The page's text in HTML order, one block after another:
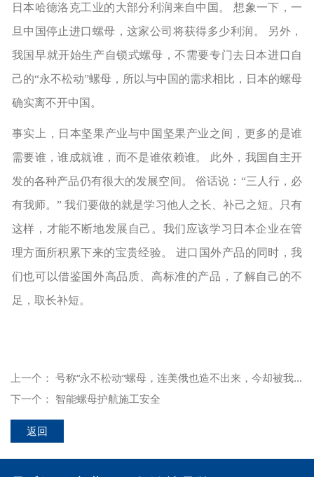
日本哈德洛克工业的大部分利润来自中国。 想象一下，一
旦中国停止进口螺母，这家公司将获得多少利润。 另外，
我国早就开始生产自锁式螺母，不需要专门去日本进口自
己的“永不松动”螺母，所以与中国的需求相比，日本的螺母
确实离不开中国。
事实上，日本坚果产业与中国坚果产业之间，更多的是谁
需要谁，谁成就谁，而不是谁依赖谁。 此外，我国自主开
发的各种产品仍有很大的发展空间。 俗话说：“三人行，必
有我师。” 我们要做的就是学习他人之长、补己之短。只有
这样，才能不断地发展自己。我们应该学习日本企业在管
理方面所积累下来的宝贵经验。 进口国外产品的同时，我
们也可以借鉴国外高品质、高标准的产品，了解自己的不
足，取长补短。
上一个：号称“永不松动”螺母，连美俄也造不出来，今却被我国打破垄断？
下一个： 智能螺母护航施工安全
返回